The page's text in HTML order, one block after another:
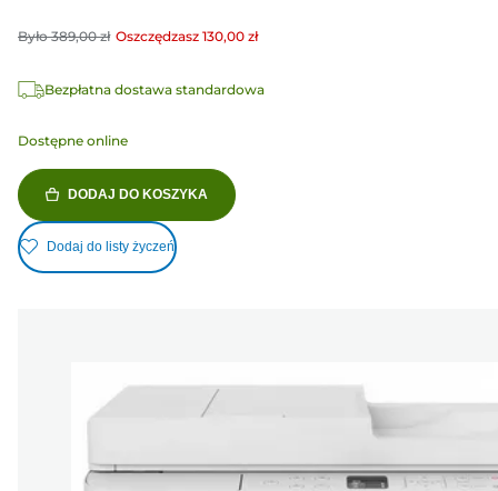
Było389,00 zł Oszczędzasz 130,00 zł
Bezpłatna dostawa standardowa
Dostępne online
DODAJ DO KOSZYKA
Dodaj do listy życzeń